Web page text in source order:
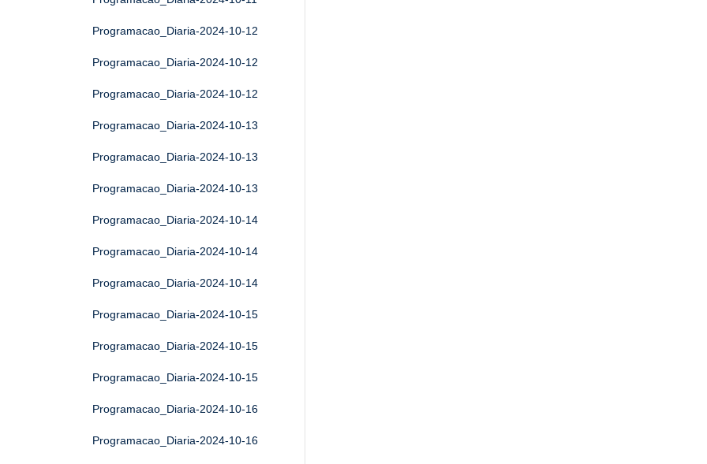
Programacao_Diaria-2024-10-12
Programacao_Diaria-2024-10-12
Programacao_Diaria-2024-10-12
Programacao_Diaria-2024-10-13
Programacao_Diaria-2024-10-13
Programacao_Diaria-2024-10-13
Programacao_Diaria-2024-10-14
Programacao_Diaria-2024-10-14
Programacao_Diaria-2024-10-14
Programacao_Diaria-2024-10-15
Programacao_Diaria-2024-10-15
Programacao_Diaria-2024-10-15
Programacao_Diaria-2024-10-16
Programacao_Diaria-2024-10-16